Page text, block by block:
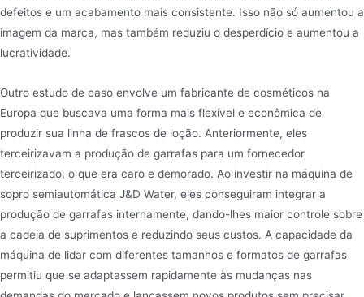
defeitos e um acabamento mais consistente. Isso não só aumentou a
imagem da marca, mas também reduziu o desperdício e aumentou a
lucratividade.
Outro estudo de caso envolve um fabricante de cosméticos na
Europa que buscava uma forma mais flexível e econômica de
produzir sua linha de frascos de loção. Anteriormente, eles
terceirizavam a produção de garrafas para um fornecedor
terceirizado, o que era caro e demorado. Ao investir na máquina de
sopro semiautomática J&D Water, eles conseguiram integrar a
produção de garrafas internamente, dando-lhes maior controle sobre
a cadeia de suprimentos e reduzindo seus custos. A capacidade da
máquina de lidar com diferentes tamanhos e formatos de garrafas
permitiu que se adaptassem rapidamente às mudanças nas